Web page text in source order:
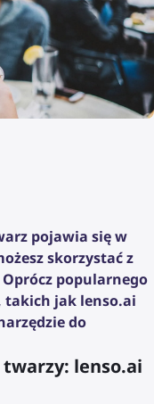
pojawia się w
skorzystać z
popularnego
takich jak lenso.ai
do
lenso.ai